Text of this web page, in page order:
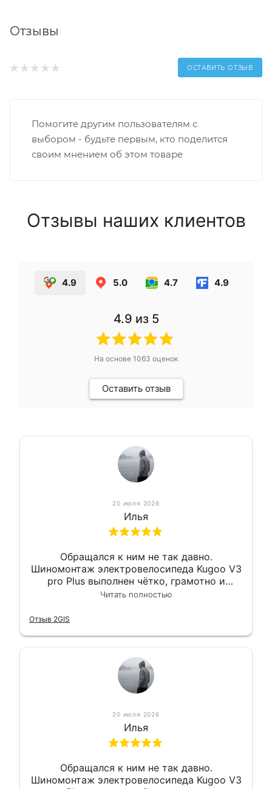
Отзывы
ОСТАВИТЬ ОТЗЫВ
Помогите другим пользователям с
выбором - будьте первым, кто поделится
своим мнением об этом товаре
Отзывы наших клиентов
4.9 5.0 4.7 4.9
4.9 из 5
На основе 1063 оценок
Оставить отзыв
20 июля 2026
Илья
Обращался к ним не так давно.
Шиномонтаж электровелосипеда Kugoo V3
pro Plus выполнен чётко, грамотно и
квалифицированно. Всё сделано
Читать полностью
Отзыв 2GIS
20 июля 2026
Илья
Обращался к ним не так давно.
Шиномонтаж электровелосипеда Kugoo V3